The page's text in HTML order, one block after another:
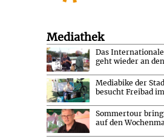
Mediathek
Das
geht wieder an
Mediabike der
besucht Freibad
Sommertour
auf den